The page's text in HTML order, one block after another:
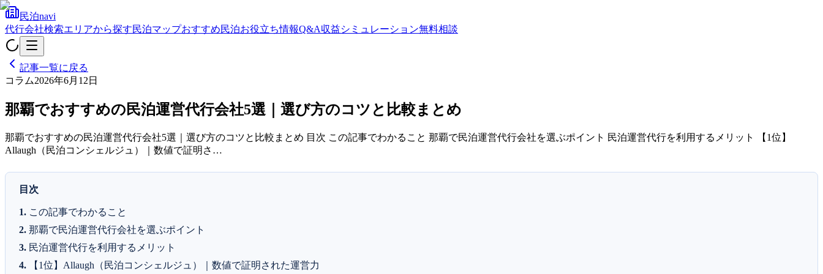
民泊navi
代行会社検索エリアから探す民泊マップおすすめ民泊お役立ち情報Q&A収益シミュレーション無料相談
記事一覧に戻る
コラム2026年6月12日
那覇でおすすめの民泊運営代行会社5選｜選び方のコツと比較まとめ
那覇でおすすめの民泊運営代行会社5選｜選び方のコツと比較まとめ 目次 この記事でわかること 那覇で民泊運営代行会社を選ぶポイント 民泊運営代行を利用するメリット 【1位】
Allaugh（民泊コンシェルジュ）｜数値で証明さ…
目次
この記事でわかること
那覇で民泊運営代行会社を選ぶポイント
民泊運営代行を利用するメリット
【1位】Allaugh（民泊コンシェルジュ）｜数値で証明された運営力